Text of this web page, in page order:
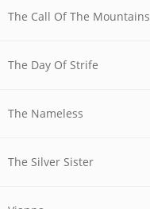
The Call Of The Mountains
The Day Of Strife
The Nameless
The Silver Sister